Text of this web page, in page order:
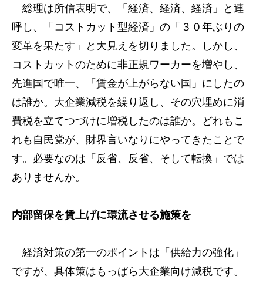
総理は所信表明で、「経済、経済、経済」と連
呼し、「コストカット型経済」の「３０年ぶりの
変革を果たす」と大見えを切りました。しかし、
コストカットのために非正規ワーカーを増やし、
先進国で唯一、「賃金が上がらない国」にしたの
は誰か。大企業減税を繰り返し、その穴埋めに消
費税を立てつづけに増税したのは誰か。どれもこ
れも自民党が、財界言いなりにやってきたことで
す。必要なのは「反省、反省、そして転換」では
ありませんか。
内部留保を賃上げに環流させる施策を
経済対策の第一のポイントは「供給力の強化」
ですが、具体策はもっぱら大企業向け減税です。